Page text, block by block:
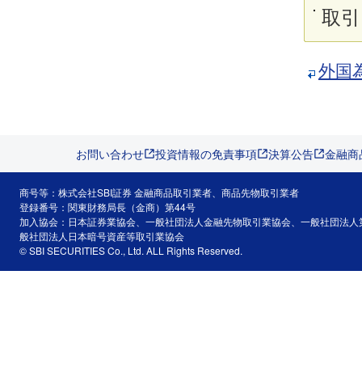
取
外国
お問い合わせ 投資情報の免責事項 決算公告 金融
商号等：株式会社SBI証券 金融商品取引業者、商品先物取引業者
登録番号：関東財務局長（金商）第44号
加入協会：日本証券業協会、一般社団法人金融先物取引業協会、一般社団法
般社団法人日本暗号資産等取引業協会
© SBI SECURITIES Co., Ltd. ALL Rights Reserved.